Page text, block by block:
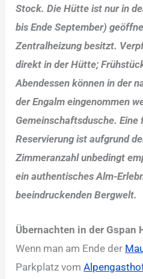
Stock. Die Hütte ist nur in
bis Ende September)
Zentralheizung besitzt.
direkt in der Hütte;
Abendessen können in der
der Engalm eingenommen
Gemeinschaftsdusche.
Reservierung ist aufgrund
Zimmeranzahl unbedingt
ein authentisches Alm-
beeindruckenden Bergwelt.
Übernachten in der Gspan
Wenn man am Ende der
Parkplatz vom